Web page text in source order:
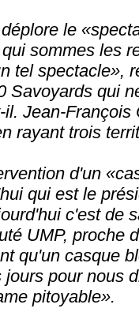
le
sommes les
tel spectacle»,
Savoyards qui
Jean-François
rayant trois
d'un
qui est le
c'est de
UMP, proche
qu'un casque
pour nous
pitoyable».